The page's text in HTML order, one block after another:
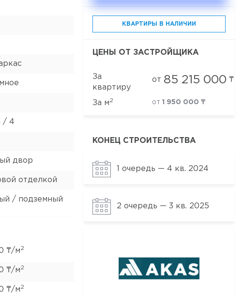
/ 4
двор
отделкой
/ подземный
₸/м2
₸/м2
₸/м2
КВАРТИРЫ В НАЛИЧИИ
ЦЕНЫ ОТ ЗАСТРОЙЩИКА
За
квартиру
от 85 215 000 ₸
За м2 от 1 950 000 ₸
КОНЕЦ СТРОИТЕЛЬСТВА
1 очередь — 4 кв. 2024
2 очередь — 3 кв. 2025